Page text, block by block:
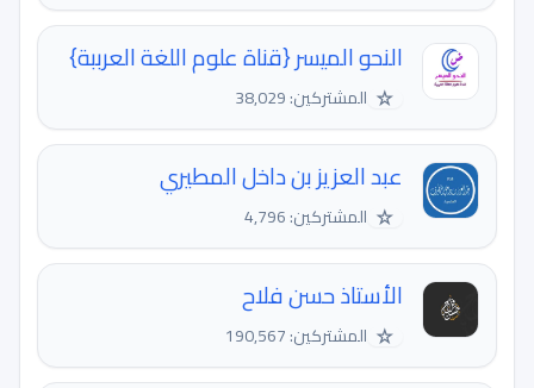
النحو الميسر {قناة علوم اللغة العرببة}
☆ المشتركين: 38,029
عبد العزيز بن داخل المطيري
☆ المشتركين: 4,796
الأستاذ حسن فلاح
☆ المشتركين: 190,567